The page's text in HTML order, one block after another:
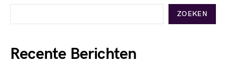
ZOEKEN
Recente Berichten